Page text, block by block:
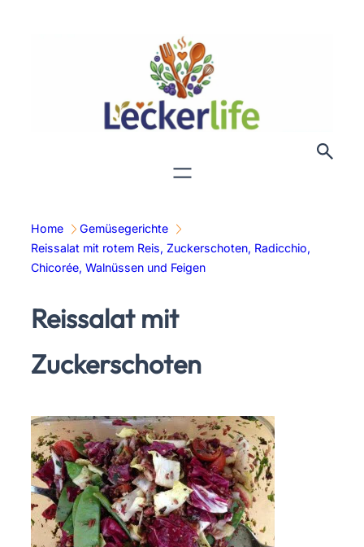
Home
Gemüsegerichte
Reissalat mit rotem Reis, Zuckerschoten, Radicchio,
Chicorée, Walnüssen und Feigen
Reissalat mit
Zuckerschoten